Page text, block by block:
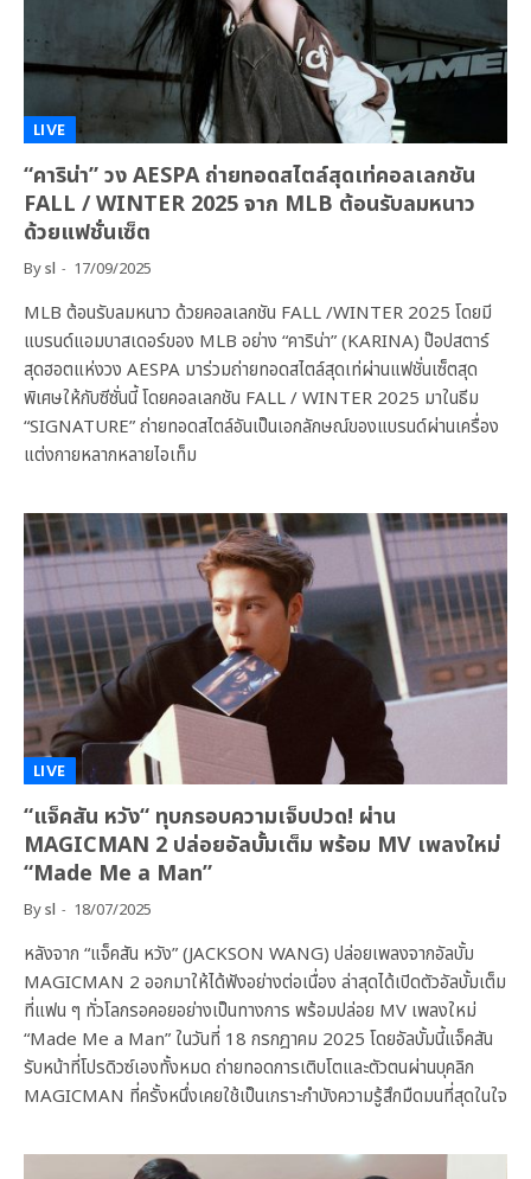
LIVE
“คาริน่า” วง AESPA ถ่ายทอดสไตล์สุดเท่คอลเลกชัน
FALL / WINTER 2025 จาก MLB ต้อนรับลมหนาว
ด้วยแฟชั่นเซ็ต
Bysl 17/09/2025
MLB ต้อนรับลมหนาว ด้วยคอลเลกชัน FALL /WINTER 2025 โดยมี
แบรนด์แอมบาสเดอร์ของ MLB อย่าง “คาริน่า” (KARINA) ป๊อปสตาร์
สุดฮอตแห่งวง AESPA มาร่วมถ่ายทอดสไตล์สุดเท่ผ่านแฟชั่นเซ็ตสุด
พิเศษให้กับซีซั่นนี้ โดยคอลเลกชัน FALL / WINTER 2025 มาในธีม
“SIGNATURE” ถ่ายทอดสไตล์อันเป็นเอกลักษณ์ของแบรนด์ผ่านเครื่อง
แต่งกายหลากหลายไอเท็ม
LIVE
“แจ็คสัน หวัง“ ทุบกรอบความเจ็บปวด! ผ่าน
MAGICMAN 2 ปล่อยอัลบั้มเต็ม พร้อม MV เพลงใหม่
“Made Me a Man”
Bysl 18/07/2025
หลังจาก “แจ็คสัน หวัง” (JACKSON WANG) ปล่อยเพลงจากอัลบั้ม
MAGICMAN 2 ออกมาให้ได้ฟังอย่างต่อเนื่อง ล่าสุดได้เปิดตัวอัลบั้มเต็ม
ที่แฟน ๆ ทั่วโลกรอคอยอย่างเป็นทางการ พร้อมปล่อย MV เพลงใหม่
“Made Me a Man” ในวันที่ 18 กรกฎาคม 2025 โดยอัลบั้มนี้แจ็คสัน
รับหน้าที่โปรดิวซ์เองทั้งหมด ถ่ายทอดการเติบโตและตัวตนผ่านบุคลิก
MAGICMAN ที่ครั้งหนึ่งเคยใช้เป็นเกราะกำบังความรู้สึกมืดมนที่สุดในใจ